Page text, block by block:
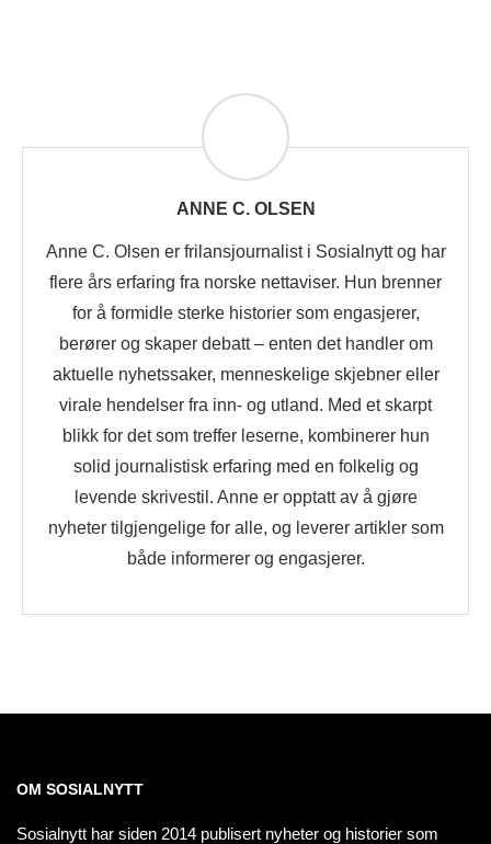
ANNE C. OLSEN
Anne C. Olsen er frilansjournalist i Sosialnytt og har
flere års erfaring fra norske nettaviser. Hun brenner
for å formidle sterke historier som engasjerer,
berører og skaper debatt – enten det handler om
aktuelle nyhetssaker, menneskelige skjebner eller
virale hendelser fra inn- og utland. Med et skarpt
blikk for det som treffer leserne, kombinerer hun
solid journalistisk erfaring med en folkelig og
levende skrivestil. Anne er opptatt av å gjøre
nyheter tilgjengelige for alle, og leverer artikler som
både informerer og engasjerer.
OM SOSIALNYTT
Sosialnytt har siden 2014 publisert nyheter og historier som